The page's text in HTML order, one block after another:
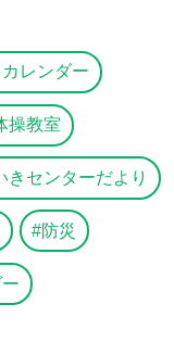
レンダー
操教室
きセンターだより
防災